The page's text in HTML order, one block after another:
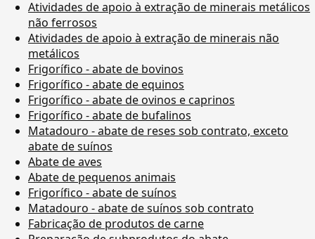
Atividades de apoio à extração de minerais metálicos
não ferrosos
Atividades de apoio à extração de minerais não
metálicos
Frigorífico - abate de bovinos
Frigorífico - abate de equinos
Frigorífico - abate de ovinos e caprinos
Frigorífico - abate de bufalinos
Matadouro - abate de reses sob contrato, exceto
abate de suínos
Abate de aves
Abate de pequenos animais
Frigorífico - abate de suínos
Matadouro - abate de suínos sob contrato
Fabricação de produtos de carne